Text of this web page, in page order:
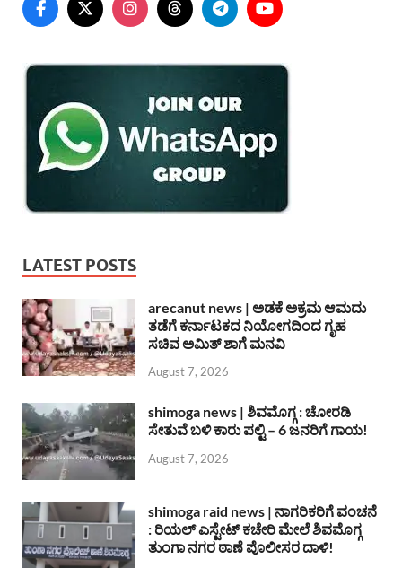
LATEST POSTS
arecanut news | ಅಡಕೆ ಅಕ್ರಮ ಆಮದು
ತಡೆಗೆ ಕರ್ನಾಟಕದ ನಿಯೋಗದಿಂದ ಗೃಹ
ಸಚಿವ ಅಮಿತ್ ಶಾಗೆ ಮನವಿ
August 7, 2026
shimoga news | ಶಿವಮೊಗ್ಗ : ಚೋರಡಿ
ಸೇತುವೆ ಬಳಿ ಕಾರು ಪಲ್ಟಿ – 6 ಜನರಿಗೆ ಗಾಯ!
August 7, 2026
shimoga raid news | ನಾಗರಿಕರಿಗೆ ವಂಚನೆ
: ರಿಯಲ್ ಎಸ್ಟೇಟ್ ಕಚೇರಿ ಮೇಲೆ ಶಿವಮೊಗ್ಗ
ತುಂಗಾ ನಗರ ಠಾಣೆ ಪೊಲೀಸರ ದಾಳಿ!